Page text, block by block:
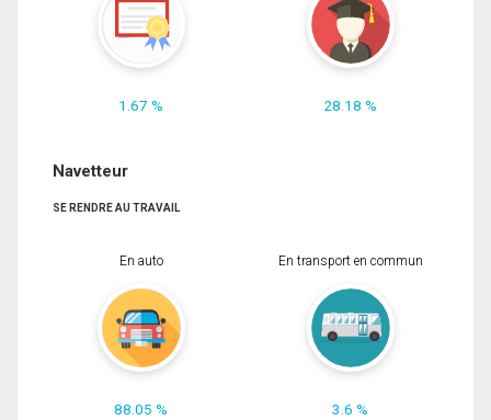
1.67 % 28.18 %
Navetteur
SE RENDRE AU TRAVAIL
En auto
88.05 %
En transport en commun
3.6 %